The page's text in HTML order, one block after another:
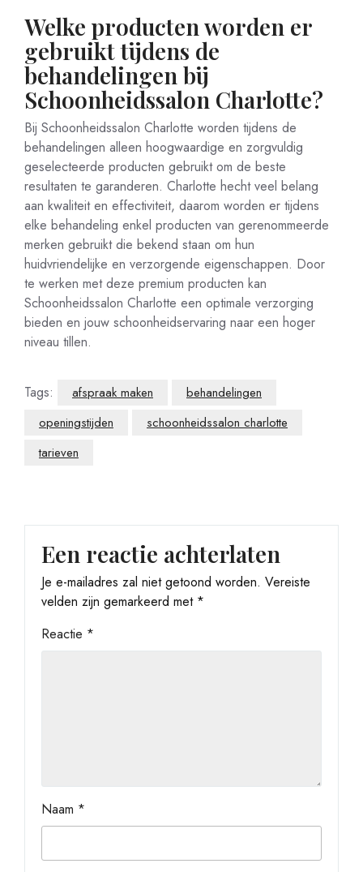
Welke producten worden er
gebruikt tijdens de
behandelingen bij
Schoonheidssalon Charlotte?
Bij Schoonheidssalon Charlotte worden tijdens de
behandelingen alleen hoogwaardige en zorgvuldig
geselecteerde producten gebruikt om de beste
resultaten te garanderen. Charlotte hecht veel belang
aan kwaliteit en effectiviteit, daarom worden er tijdens
elke behandeling enkel producten van gerenommeerde
merken gebruikt die bekend staan om hun
huidvriendelijke en verzorgende eigenschappen. Door
te werken met deze premium producten kan
Schoonheidssalon Charlotte een optimale verzorging
bieden en jouw schoonheidservaring naar een hoger
niveau tillen.
Tags: afspraak maken
behandelingen
openingstijden
schoonheidssalon charlotte
tarieven
Een reactie achterlaten
Je e-mailadres zal niet getoond worden. Vereiste
velden zijn gemarkeerd met *
Reactie *
Naam *